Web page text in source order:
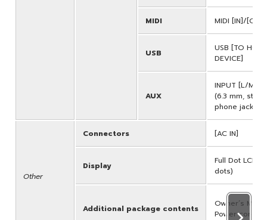
MIDI MIDI [IN]/
USB
USB [TO
DEVICE]
AUX
INPUT [L/
(6.3 mm,
phone jacks)
Other
Connectors [AC IN]
Display
Full Dot LCD
dots)
Additional package contents
Owner’s
Power cord x 1